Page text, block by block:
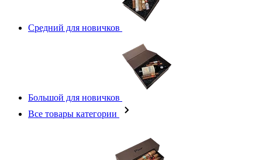
Средний для новичков
Большой для новичков
Все товары категории